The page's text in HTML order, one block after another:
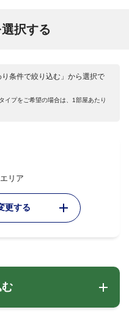
択する
り条件で絞り込む」から選択で
イプをご希望の場合は、1部屋あたり
リア
更する